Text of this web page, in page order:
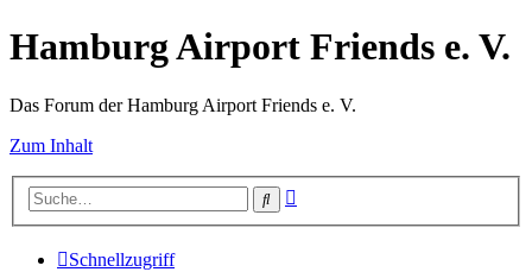
Hamburg Airport Friends e. V.
Das Forum der Hamburg Airport Friends e. V.
Zum Inhalt
Suche
Schnellzugriff